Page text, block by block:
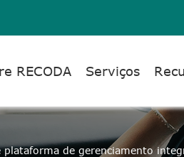
RECODA Serviços
de gerenciamento